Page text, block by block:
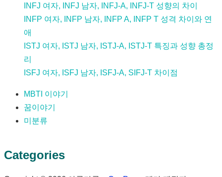
INFJ 여자, INFJ 남자, INFJ-A, INFJ-T 성향의 차이
INFP 여자, INFP 남자, INFP A, INFP T 성격 차이와 연
애
ISTJ 여자, ISTJ 남자, ISTJ-A, ISTJ-T 특징과 성향 총정
리
ISFJ 여자, ISFJ 남자, ISFJ-A, SIFJ-T 차이점
MBTI 이야기
꿈이야기
미분류
Categories